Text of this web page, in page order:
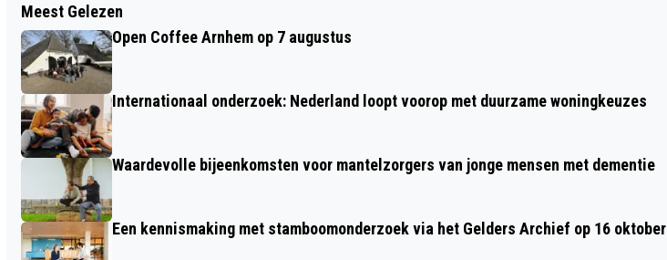
OPTREDENS VAN JONG LOKAAL TALENT
OP DE PLANKEN TIJDENS OFF THE
RECORDS XL OP 14 JUNI BIJ WILLEMEEN
Meest Gelezen
Open Coffee Arnhem op 7 augustus
Internationaal onderzoek: Nederland loopt voorop met duurzame woningkeuzes
Waardevolle bijeenkomsten voor mantelzorgers van jonge mensen met dementie
Een kennismaking met stamboomonderzoek via het Gelders Archief op 16 oktober